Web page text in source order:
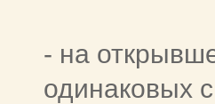
- на
одинаковых